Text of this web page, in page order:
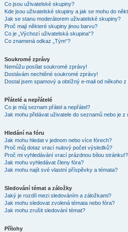
Co jsou uživatelské skupiny?
Kde jsou uživatelské skupiny a jak se mohu do
Jak se stanu moderátorem uživatelské skupiny?
Proč mají některé skupiny jinou barvu?
Co je „Výchozí uživatelská skupina“?
Co znamená odkaz „Tým“?
Soukromé zprávy
Nemůžu posílat soukromé zprávy!
Dostávám nechtěné soukromé zprávy!
Dostal jsem spamový a obtížný e-mail od někoho z
Přátelé a nepřátelé
Co je můj seznam přátel a nepřátel?
Jak mohu přidávat uživatele do seznamů nebo je z
Hledání na fóru
Jak mohu hledat v jednom nebo více fórech?
Proč můj dotaz vrací nulový počet výsledků?
Proč mi vyhledávání vrací prázdnou bílou stránku!?
Jak mohu vyhledávat členy fóra?
Jak mohu najít své vlastní příspěvky a témata?
Sledování témat a záložky
Jaký je rozdíl mezi sledováním a záložkami?
Jak mohu sledovat zvolená témata nebo fóra?
Jak mohu zrušit sledování témat?
Přílohy